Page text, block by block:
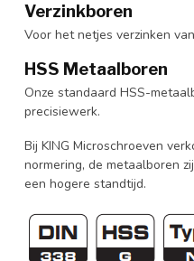
Verzinkboren
Voor het netjes verzinken
HSS Metaalboren
Onze standaard HSS-
precisiewerk.
Bij KING Microschroeven
normering, de metaalboren
een hogere standtijd.